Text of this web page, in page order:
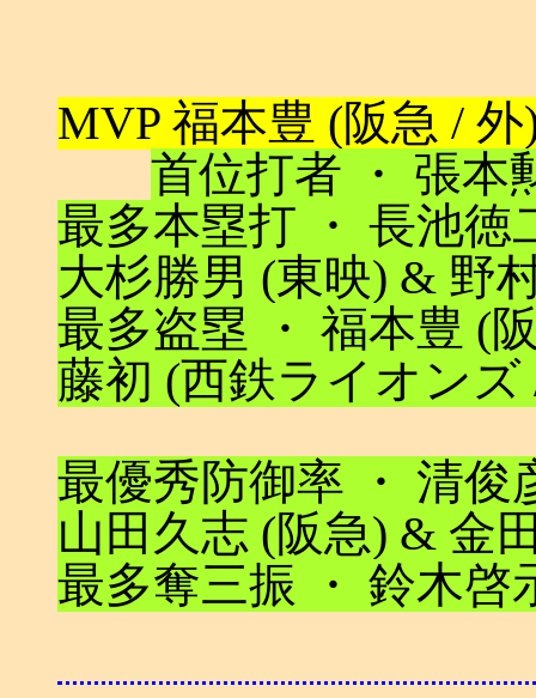
MVP 福本豊 (阪急 / 外
首位打者 ・ 張本
最多本塁打 ・ 長池徳
大杉勝男 (東映) & 野
最多盗塁 ・ 福本豊 (
藤初 (西鉄ライオンズ
最優秀防御率 ・ 清俊
山田久志 (阪急) & 金
最多奪三振 ・ 鈴木啓